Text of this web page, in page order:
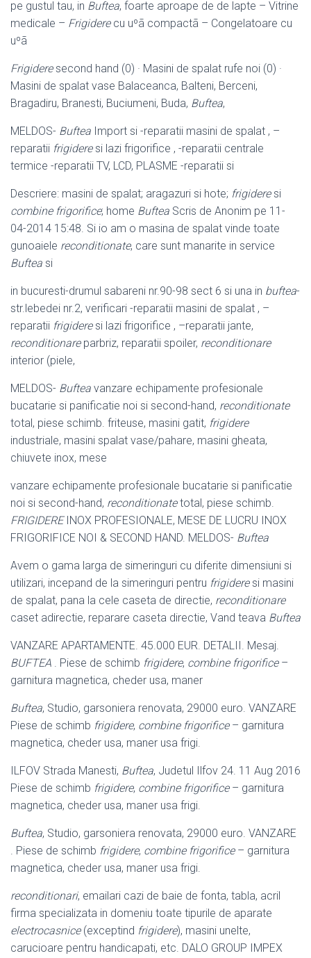
pe gustul tau, in Buftea, foarte aproape de de lapte – Vitrine
medicale – Frigiderecu uºã compactã – Congelatoare cu
uºã
Frigideresecond hand (0) · Masini de spalat rufe noi (0) ·
Masini de spalat vase Balaceanca, Balteni, Berceni,
Bragadiru, Branesti, Buciumeni, Buda, Buftea,
MELDOS- Buftea Import si -reparatii masini de spalat , –
reparatii frigideresi lazi frigorifice , -reparatii centrale
termice -reparatii TV, LCD, PLASME -reparatii si
Descriere: masini de spalat; aragazuri si hote; frigideresi
combine frigorifice; home Buftea Scris de Anonim pe 11-
04-2014 15:48. Si io am o masina de spalat vinde toate
gunoaiele reconditionate, care sunt manarite in service
Buftea si
in bucuresti-drumul sabareni nr.90-98 sect 6 si una in buftea-
str.lebedei nr.2, verificari -reparatii masini de spalat , –
reparatii frigideresi lazi frigorifice , –reparatii jante,
reconditionareparbriz, reparatii spoiler, reconditionare
interior (piele,
MELDOS- Buftea vanzare echipamente profesionale
bucatarie si panificatie noi si second-hand, reconditionate
total, piese schimb. friteuse, masini gatit, frigidere
industriale, masini spalat vase/pahare, masini gheata,
chiuvete inox, mese
vanzare echipamente profesionale bucatarie si panificatie
noi si second-hand, reconditionatetotal, piese schimb.
FRIGIDEREINOX PROFESIONALE, MESE DE LUCRU INOX
FRIGORIFICE NOI & SECOND HAND. MELDOS- Buftea
Avem o gama larga de simeringuri cu diferite dimensiuni si
utilizari, incepand de la simeringuri pentru frigideresi masini
de spalat, pana la cele caseta de directie, reconditionare
caset adirectie, reparare caseta directie, Vand teava Buftea
VANZARE APARTAMENTE. 45.000 EUR. DETALII. Mesaj.
BUFTEA . Piese de schimb frigidere, combine frigorifice–
garnitura magnetica, cheder usa, maner
Buftea, Studio, garsoniera renovata, 29000 euro. VANZARE
Piese de schimb frigidere, combine frigorifice– garnitura
magnetica, cheder usa, maner usa frigi.
ILFOV Strada Manesti, Buftea, Judetul Ilfov 24. 11 Aug 2016
Piese de schimb frigidere, combine frigorifice– garnitura
magnetica, cheder usa, maner usa frigi.
Buftea, Studio, garsoniera renovata, 29000 euro. VANZARE
. Piese de schimb frigidere, combine frigorifice– garnitura
magnetica, cheder usa, maner usa frigi.
reconditionari, emailari cazi de baie de fonta, tabla, acril
firma specializata in domeniu toate tipurile de aparate
electrocasnice(exceptind frigidere), masini unelte,
carucioare pentru handicapati, etc. DALO GROUP IMPEX